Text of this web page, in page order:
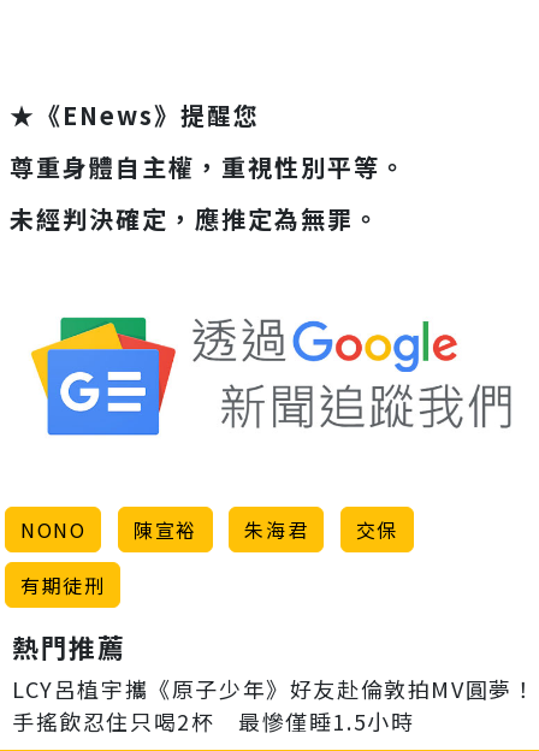
★《ENews》提醒您
尊重身體自主權，重視性別平等。
未經判決確定，應推定為無罪。
NONO 陳宣裕 朱海君
交保
有期徒刑
熱門推薦
LCY呂植宇攜《原子少年》好友赴倫敦拍MV圓夢！
手搖飲忍住只喝2杯 最慘僅睡1.5小時